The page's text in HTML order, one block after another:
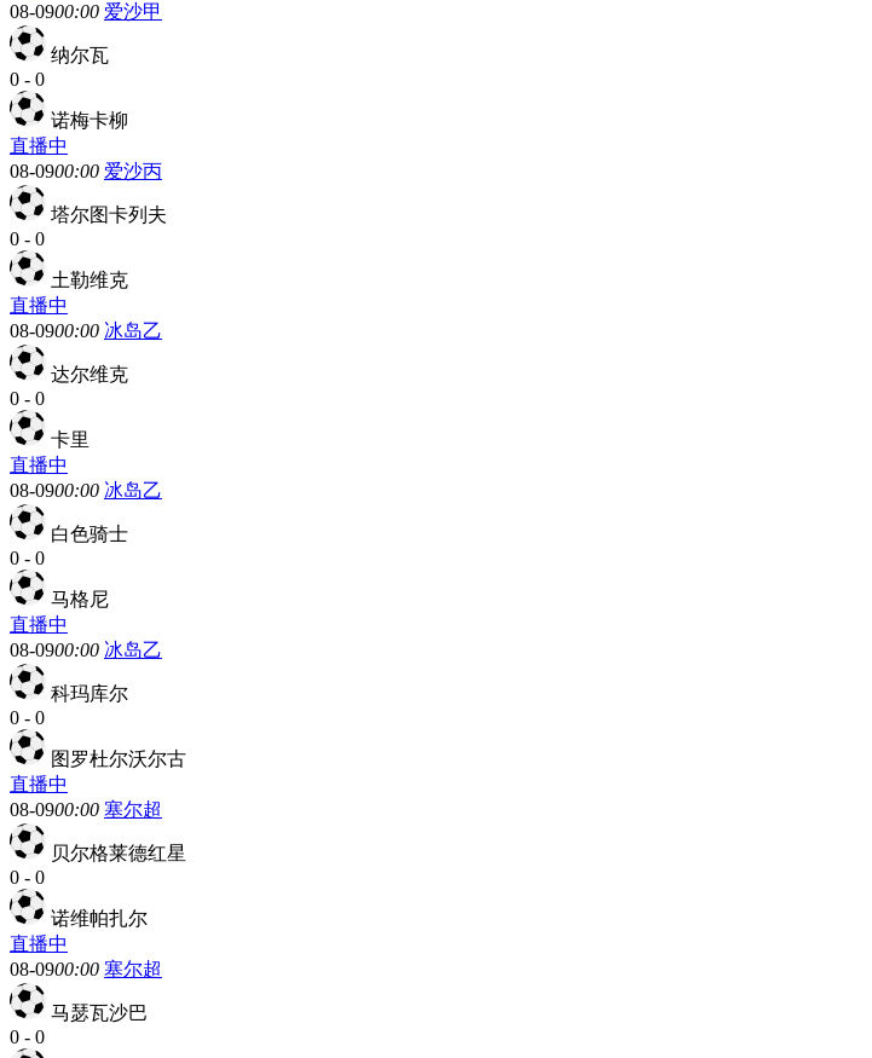
08-0900:00 爱沙甲
纳尔瓦
0 - 0
诺梅卡柳
直播中
08-0900:00 爱沙丙
塔尔图卡列夫
0 - 0
土勒维克
直播中
08-0900:00 冰岛乙
达尔维克
0 - 0
卡里
直播中
08-0900:00 冰岛乙
白色骑士
0 - 0
马格尼
直播中
08-0900:00 冰岛乙
科玛库尔
0 - 0
图罗杜尔沃尔古
直播中
08-0900:00 塞尔超
贝尔格莱德红星
0 - 0
诺维帕扎尔
直播中
08-0900:00 塞尔超
马瑟瓦沙巴
0 - 0